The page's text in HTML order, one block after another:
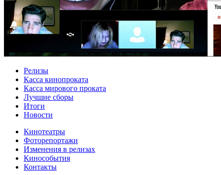
Релизы
Касса кинопроката
Касса мирового проката
Лучшие сборы
Итоги
Новости
Кинотеатры
Фоторепортажи
Изменения в релизах
Кинособытия
Контакты